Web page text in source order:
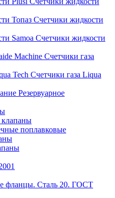
Счетчики жидкости
Счетчики жидкости
Счетчики газа
Счетчики газа Liqua
Резервуарное
поплавковые
фланцы. Сталь 20. ГОСТ